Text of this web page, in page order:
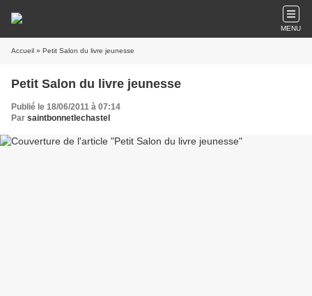
MENU
Accueil » Petit Salon du livre jeunesse
Petit Salon du livre jeunesse
Publié le 18/06/2011 à 07:14
Par saintbonnetlechastel